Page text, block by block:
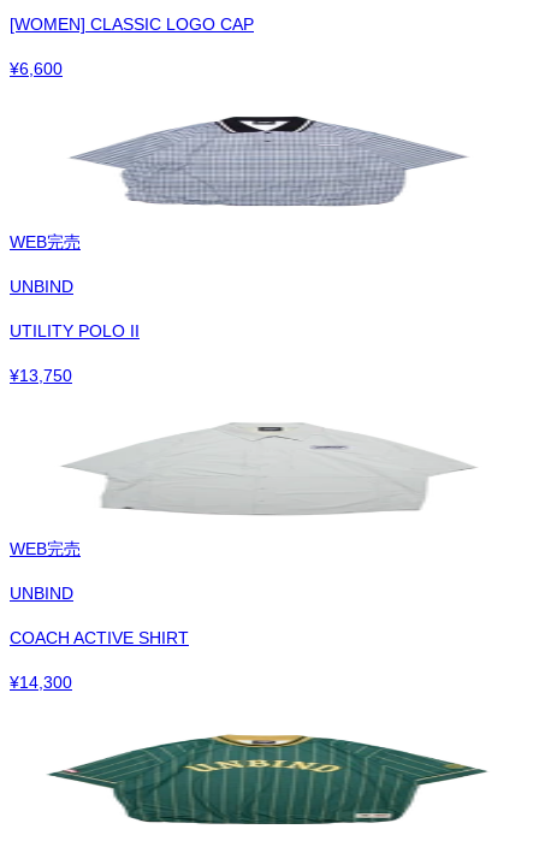
[WOMEN] CLASSIC LOGO CAP
¥6,600
WEB完売
UNBIND
UTILITY POLO II
¥13,750
WEB完売
UNBIND
COACH ACTIVE SHIRT
¥14,300